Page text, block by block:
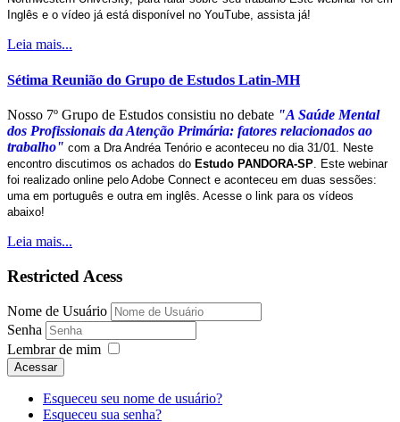
Inglês e o vídeo já está disponível no YouTube, assista já!
Leia mais...
Sétima Reunião do Grupo de Estudos Latin-MH
Nosso 7º Grupo de Estudos consistiu no debate "A Saúde Mental
dos Profissionais da Atenção Primária: fatores relacionados ao
trabalho" com a Dra Andréa Tenório e aconteceu no dia 31/01. Neste
encontro discutimos os achados do Estudo PANDORA-SP . Este webinar
foi realizado online pelo Adobe Connect e aconteceu em duas sessões:
uma em português e outra em inglês. Acesse o link para os vídeos
abaixo!
Leia mais...
Restricted Acess
Nome de Usuário
Senha
Lembrar de mim
Acessar
Esqueceu seu nome de usuário?
Esqueceu sua senha?